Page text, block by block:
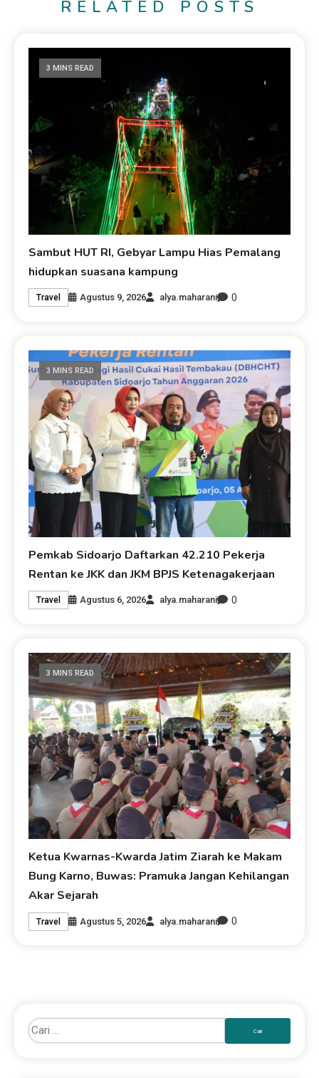
RELATED POSTS
3 MINS READ
Sambut HUT RI, Gebyar Lampu Hias Pemalang
hidupkan suasana kampung
Travel Agustus 9, 2026 alya.maharani 0
3 MINS READ
Pemkab Sidoarjo Daftarkan 42.210 Pekerja
Rentan ke JKK dan JKM BPJS Ketenagakerjaan
Travel Agustus 6, 2026 alya.maharani 0
3 MINS READ
Ketua Kwarnas-Kwarda Jatim Ziarah ke Makam
Bung Karno, Buwas: Pramuka Jangan Kehilangan
Akar Sejarah
Travel Agustus 5, 2026 alya.maharani 0